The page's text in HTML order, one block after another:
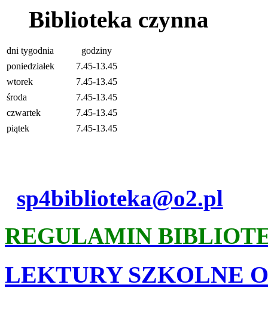
Biblioteka czynna
dni tygodnia
godziny
poniedziałek
7.45-13.45
wtorek
7.45-13.45
środa
7.45-13.45
czwartek
7.45-13.45
piątek
7.45-13.45
sp4biblioteka@o2.pl
REGULAMIN
LEKTURY SZKOLNE